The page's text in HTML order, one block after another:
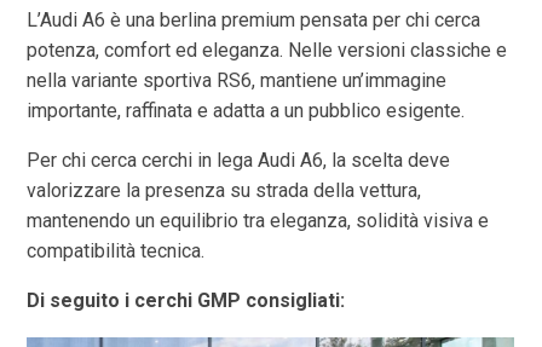
L’Audi A6 è una berlina premium pensata per chi cerca
potenza, comfort ed eleganza. Nelle versioni classiche e
nella variante sportiva RS6, mantiene un’immagine
importante, raffinata e adatta a un pubblico esigente.
Per chi cerca cerchi in lega Audi A6, la scelta deve
valorizzare la presenza su strada della vettura,
mantenendo un equilibrio tra eleganza, solidità visiva e
compatibilità tecnica.
Di seguito i cerchi GMP consigliati: